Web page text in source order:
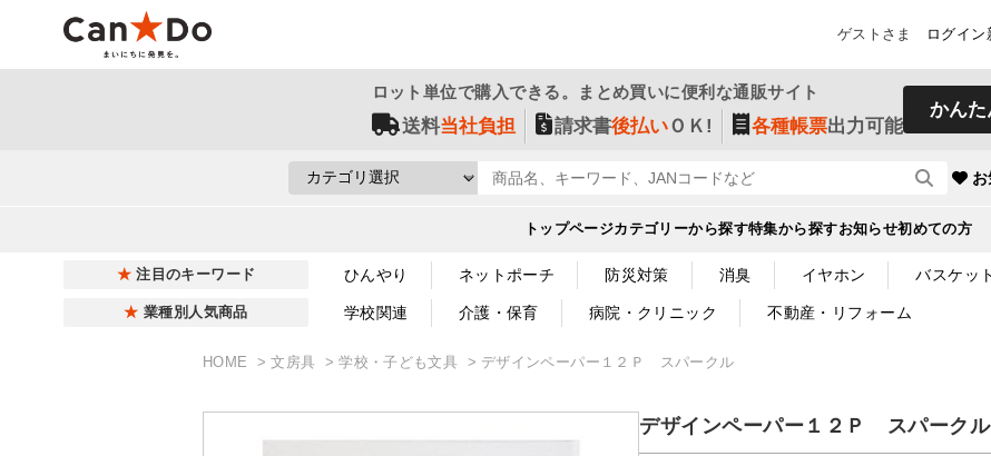
ゲストさま ログイン
ロット単位で購入できる。まとめ買いに便利な通販サイト
送料当社負担 請求書後払いＯＫ! 各種帳票出力可能
かんた
トップページカテゴリーから探す特集から探すお知らせ初めての方
注目のキーワード ひんやり ネットポーチ 防災対策 消臭 イヤホン バスケット
業種別人気商品 学校関連 介護・保育 病院・クリニック 不動産・リフォーム
HOME 文房具 学校・子ども文具 デザインペーパー１２Ｐ スパークル
デザインペーパー１２Ｐ スパークル